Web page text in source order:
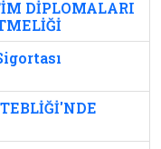
DİPLOMALARI